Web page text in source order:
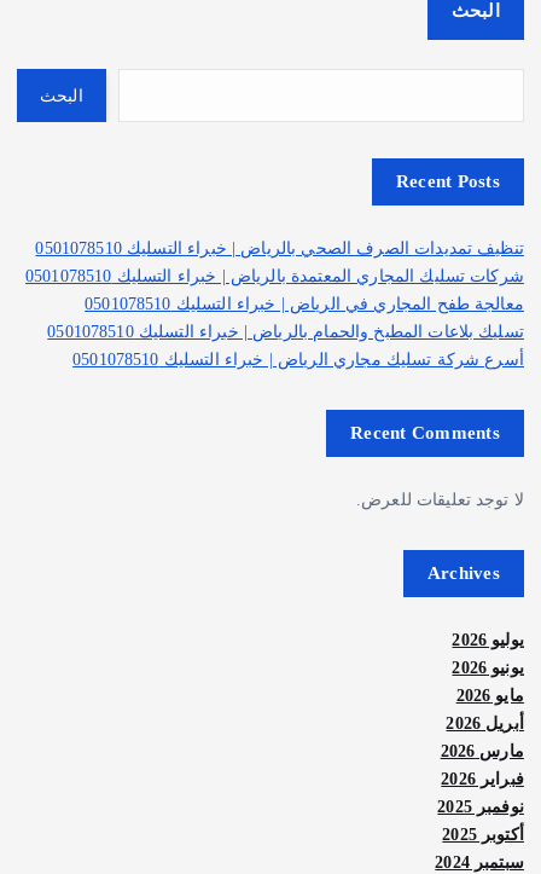
البحث
البحث
Recent Posts
تنظيف تمديدات الصرف الصحي بالرياض | خبراء التسليك 0501078510
شركات تسليك المجاري المعتمدة بالرياض | خبراء التسليك 0501078510
معالجة طفح المجاري في الرياض | خبراء التسليك 0501078510
تسليك بلاعات المطبخ والحمام بالرياض | خبراء التسليك 0501078510
أسرع شركة تسليك مجاري الرياض | خبراء التسليك 0501078510
Recent Comments
لا توجد تعليقات للعرض.
Archives
يوليو 2026
يونيو 2026
مايو 2026
أبريل 2026
مارس 2026
فبراير 2026
نوفمبر 2025
أكتوبر 2025
سبتمبر 2024